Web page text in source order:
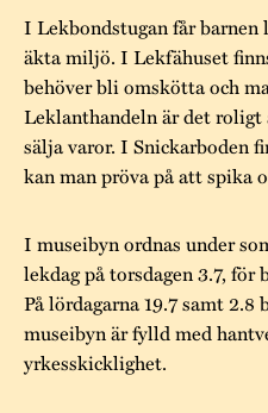
I Lekbondstugan får
äkta miljö. I Lekfähuset
behöver bli omskötta och
Leklanthandeln är det roligt
sälja varor. I Snickarboden
kan man pröva på att spika
I museibyn ordnas under
lekdag på torsdagen 3.7, för
På lördagarna 19.7 samt
museibyn är fylld med
yrkesskicklighet.